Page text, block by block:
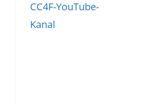
CC4F-YouTube-
Kanal